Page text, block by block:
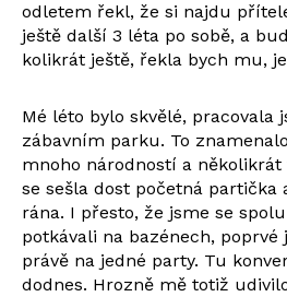
odletem řekl, že si najdu
ještě další 3 léta po sobě, a
kolikrát ještě, řekla bych mu,
Mé léto bylo skvělé, pracovala
zábavním parku. To
mnoho národností a několikrát
se sešla dost početná partička
rána. I přesto, že jsme se
potkávali na bazénech, poprvé
právě na jedné party. Tu
dodnes. Hrozně mě totiž